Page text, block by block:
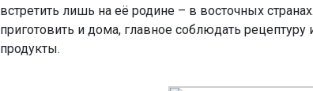
встретить лишь на её родине – в восточных
приготовить и дома, главное соблюдать
продукты.